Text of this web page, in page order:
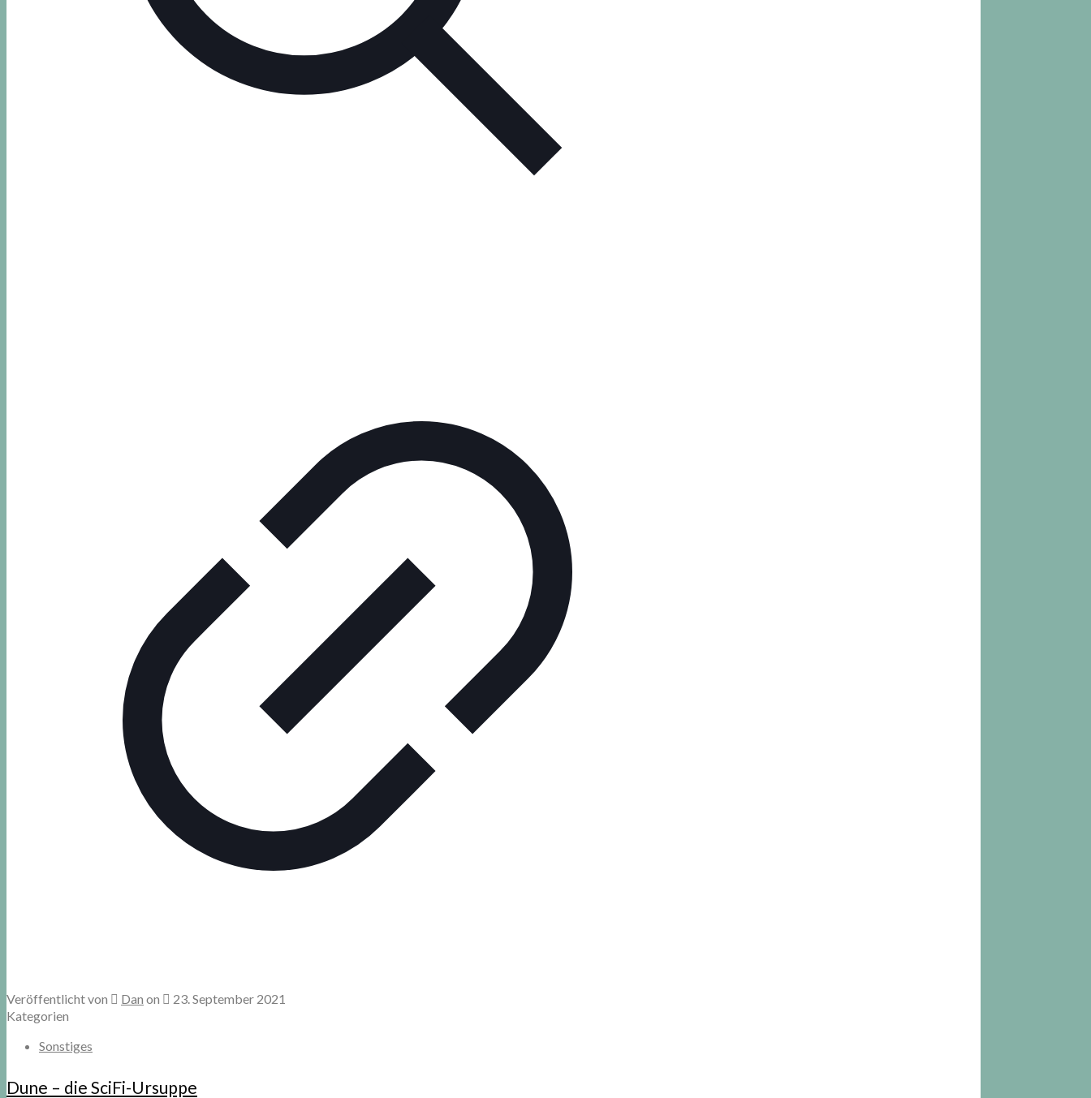
Veröffentlicht von Dan on
23. September 2021
Kategorien
Sonstiges
Dune – die SciFi-Ursuppe